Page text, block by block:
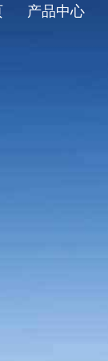
产品中心